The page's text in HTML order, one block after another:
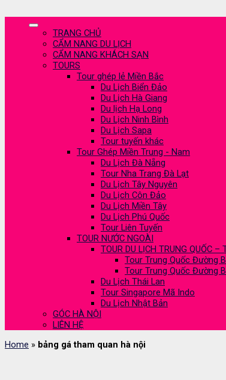
TRANG CHỦ
CẨM NANG DU LỊCH
CẨM NANG KHÁCH SẠN
TOURS
Tour ghép lẻ Miền Bắc
Du Lịch Biển Đảo
Du Lịch Hà Giang
Du lịch Hạ Long
Du Lịch Ninh Bình
Du Lịch Sapa
Tour tuyến khác
Tour Ghép Miền Trung - Nam
Du Lịch Đà Nẵng
Tour Nha Trang Đà Lạt
Du Lịch Tây Nguyên
Du Lịch Côn Đảo
Du Lịch Miền Tây
Du Lịch Phú Quốc
Tour Liên Tuyến
TOUR NƯỚC NGOÀI
TOUR DU LỊCH TRUNG QUỐC –
Tour Trung Quốc Đường
Tour Trung Quốc Đường
Du Lịch Thái Lan
Tour Singapore Mã Indo
Du Lịch Nhật Bản
GÓC HÀ NỘI
LIÊN HỆ
Home » bảng gá tham quan hà nội